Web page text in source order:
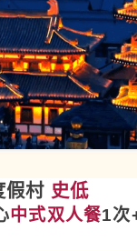
假村 史低
中式双人餐1次